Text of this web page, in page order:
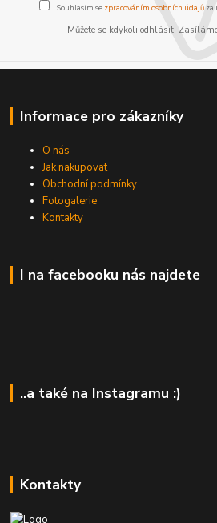
Souhlasím se zpracováním osobních údajůza
Můžete se kdykoli odhlásit.
Informace pro zákazníky
O nás
Jak nakupovat
Obchodní podmínky
Fotogalerie
Kontakty
I na facebooku nás najdete
..a také na Instagramu :)
Kontakty